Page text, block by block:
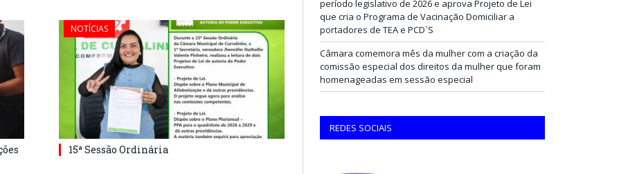
NOTÍCIAS
15ª Sessão Ordinária
período legislativo de 2026 e aprova Projeto de Lei
que cria o Programa de Vacinação Domiciliar a
portadores de TEA e PCD`S
Câmara comemora mês da mulher com a criação da
comissão especial dos direitos da mulher que foram
homenageadas em sessão especial
REDES SOCIAIS